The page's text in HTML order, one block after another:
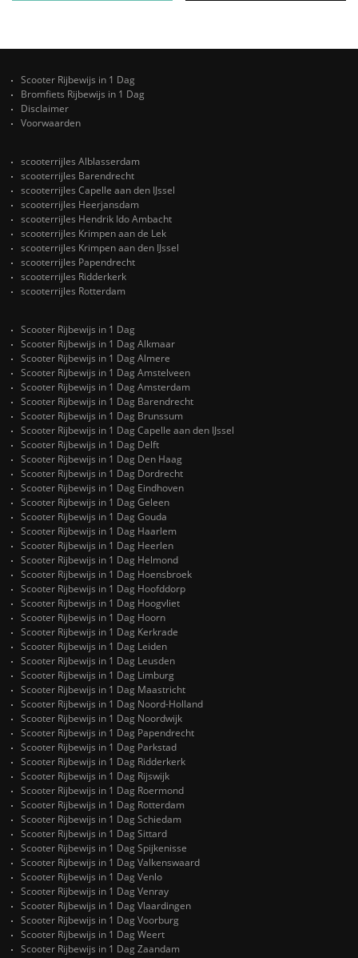
Scooter Rijbewijs in 1 Dag
Bromfiets Rijbewijs in 1 Dag
Disclaimer
Voorwaarden
scooterrijles Alblasserdam
scooterrijles Barendrecht
scooterrijles Capelle aan den IJssel
scooterrijles Heerjansdam
scooterrijles Hendrik Ido Ambacht
scooterrijles Krimpen aan de Lek
scooterrijles Krimpen aan den IJssel
scooterrijles Papendrecht
scooterrijles Ridderkerk
scooterrijles Rotterdam
Scooter Rijbewijs in 1 Dag
Scooter Rijbewijs in 1 Dag Alkmaar
Scooter Rijbewijs in 1 Dag Almere
Scooter Rijbewijs in 1 Dag Amstelveen
Scooter Rijbewijs in 1 Dag Amsterdam
Scooter Rijbewijs in 1 Dag Barendrecht
Scooter Rijbewijs in 1 Dag Brunssum
Scooter Rijbewijs in 1 Dag Capelle aan den IJssel
Scooter Rijbewijs in 1 Dag Delft
Scooter Rijbewijs in 1 Dag Den Haag
Scooter Rijbewijs in 1 Dag Dordrecht
Scooter Rijbewijs in 1 Dag Eindhoven
Scooter Rijbewijs in 1 Dag Geleen
Scooter Rijbewijs in 1 Dag Gouda
Scooter Rijbewijs in 1 Dag Haarlem
Scooter Rijbewijs in 1 Dag Heerlen
Scooter Rijbewijs in 1 Dag Helmond
Scooter Rijbewijs in 1 Dag Hoensbroek
Scooter Rijbewijs in 1 Dag Hoofddorp
Scooter Rijbewijs in 1 Dag Hoogvliet
Scooter Rijbewijs in 1 Dag Hoorn
Scooter Rijbewijs in 1 Dag Kerkrade
Scooter Rijbewijs in 1 Dag Leiden
Scooter Rijbewijs in 1 Dag Leusden
Scooter Rijbewijs in 1 Dag Limburg
Scooter Rijbewijs in 1 Dag Maastricht
Scooter Rijbewijs in 1 Dag Noord-Holland
Scooter Rijbewijs in 1 Dag Noordwijk
Scooter Rijbewijs in 1 Dag Papendrecht
Scooter Rijbewijs in 1 Dag Parkstad
Scooter Rijbewijs in 1 Dag Ridderkerk
Scooter Rijbewijs in 1 Dag Rijswijk
Scooter Rijbewijs in 1 Dag Roermond
Scooter Rijbewijs in 1 Dag Rotterdam
Scooter Rijbewijs in 1 Dag Schiedam
Scooter Rijbewijs in 1 Dag Sittard
Scooter Rijbewijs in 1 Dag Spijkenisse
Scooter Rijbewijs in 1 Dag Valkenswaard
Scooter Rijbewijs in 1 Dag Venlo
Scooter Rijbewijs in 1 Dag Venray
Scooter Rijbewijs in 1 Dag Vlaardingen
Scooter Rijbewijs in 1 Dag Voorburg
Scooter Rijbewijs in 1 Dag Weert
Scooter Rijbewijs in 1 Dag Zaandam